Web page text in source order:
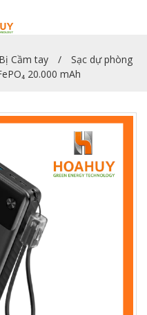
Cầm tay
Sạc dự phòng
20.000 mAh